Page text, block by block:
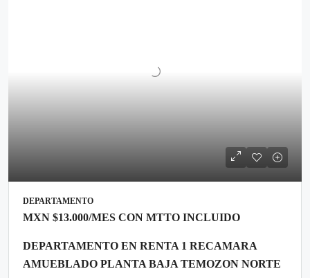
DEPARTAMENTO
MXN $13.000/MES CON MTTO INCLUIDO
DEPARTAMENTO EN RENTA 1 RECAMARA
AMUEBLADO PLANTA BAJA TEMOZON NORTE